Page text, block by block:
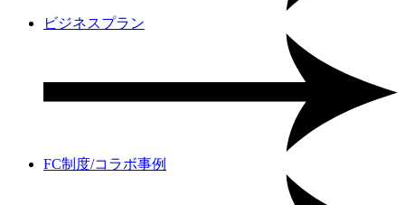
ビジネスプラン
FC制度/コラボ事例